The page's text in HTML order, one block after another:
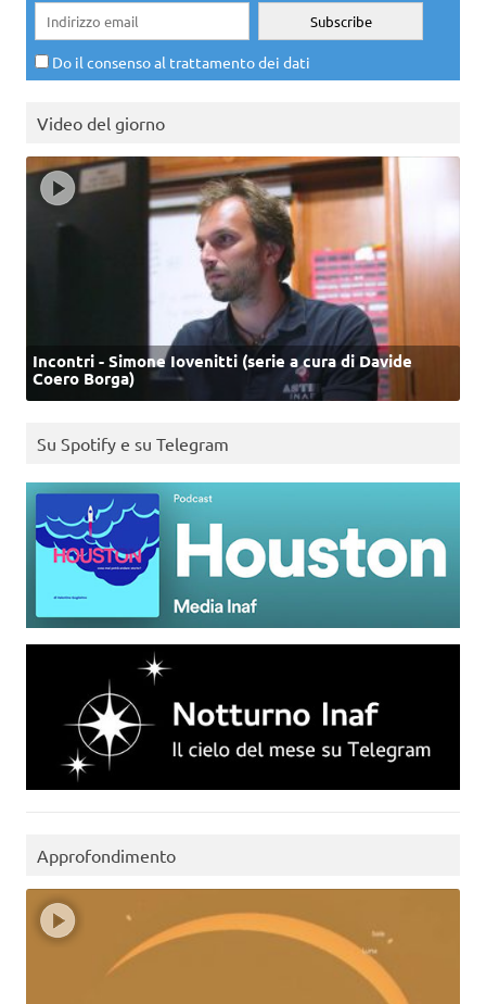
Do il consenso al trattamento dei dati
Video del giorno
Incontri - Simone Iovenitti (serie a cura di Davide
Coero Borga)
Su Spotify e su Telegram
Approfondimento